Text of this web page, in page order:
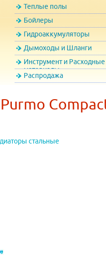
Теплые полы
Бойлеры
Гидроаккумуляторы
Дымоходы и Шланги
Инструмент и Расходные
материалы
Распродажа
стальные